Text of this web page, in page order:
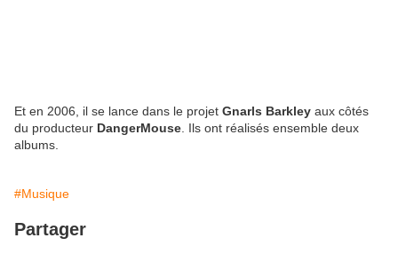
Et en 2006, il se lance dans le projet Gnarls Barkley aux côtés
du producteur DangerMouse . Ils ont réalisés ensemble deux
albums.
#Musique
Partager